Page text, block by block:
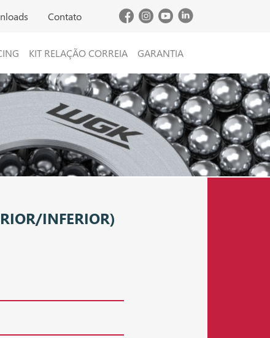
Contato
KIT RELAÇÃO CORREIA GARANTIA
INFERIOR)